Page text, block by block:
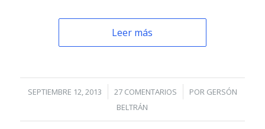
Leer más
SEPTIEMBRE 12, 2013
/ 27 COMENTARIOS
/ POR GERSÓN
BELTRÁN